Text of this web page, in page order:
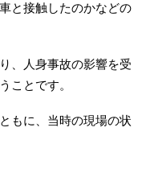
と接触したのかなどの
、人身事故の影響を受
ことです。
もに、当時の現場の状